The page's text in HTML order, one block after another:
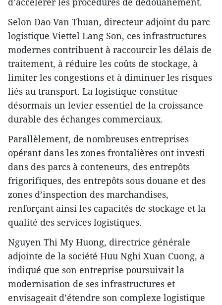
Selon Dao Van Thuan, directeur adjoint du parc
logistique Viettel Lang Son, ces infrastructures
modernes contribuent à raccourcir les délais de
traitement, à réduire les coûts de stockage, à
limiter les congestions et à diminuer les risques
liés au transport. La logistique constitue
désormais un levier essentiel de la croissance
durable des échanges commerciaux.
Parallèlement, de nombreuses entreprises
opérant dans les zones frontalières ont investi
dans des parcs à conteneurs, des entrepôts
frigorifiques, des entrepôts sous douane et des
zones d’inspection des marchandises,
renforçant ainsi les capacités de stockage et la
qualité des services logistiques.
Nguyen Thi My Huong, directrice générale
adjointe de la société Huu Nghi Xuan Cuong, a
indiqué que son entreprise poursuivait la
modernisation de ses infrastructures et
envisageait d’étendre son complexe logistique